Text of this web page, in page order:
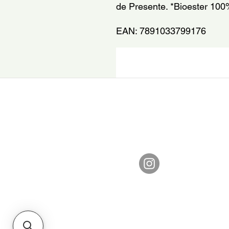
de Presente. *Bioester
EAN: 7891033799176